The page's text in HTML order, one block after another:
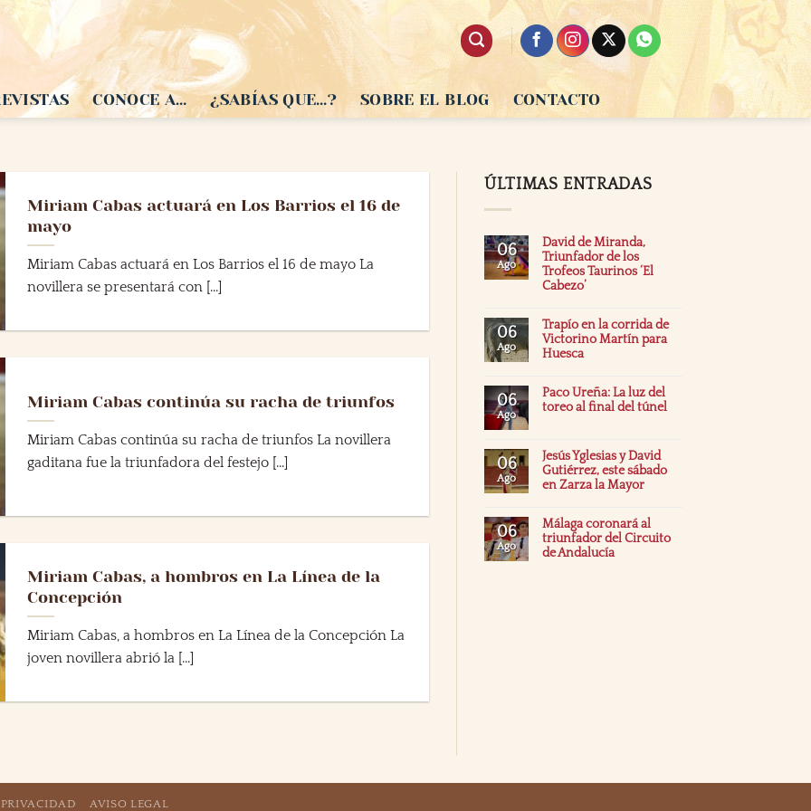
CONOCE A… ¿SABÍAS QUE…? SOBRE EL BLOG CONTACTO
Miriam Cabas actuará en Los Barrios el 16 de
mayo
Miriam Cabas actuará en Los Barrios el 16 de mayo La
novillera se presentará con [...]
Miriam Cabas continúa su racha de triunfos
Miriam Cabas continúa su racha de triunfos La novillera
gaditana fue la triunfadora del festejo [...]
Miriam Cabas, a hombros en La Línea de la
Concepción
Miriam Cabas, a hombros en La Línea de la Concepción La
joven novillera abrió la [...]
ÚLTIMAS ENTRADAS
06
Ago
David de Miranda,
Triunfador de los
Trofeos Taurinos ‘El
Cabezo’
06
Ago
Trapío en la corrida de
Victorino Martín para
Huesca
06
Ago
Paco Ureña: La luz del
toreo al final del túnel
06
Ago
Jesús Yglesias y David
Gutiérrez, este sábado
en Zarza la Mayor
06
Ago
Málaga coronará al
triunfador del Circuito
de Andalucía
AVISO LEGAL